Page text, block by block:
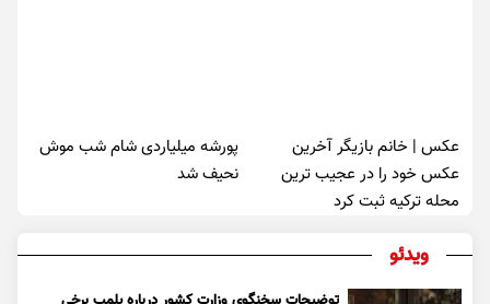
عکس | خانم بازیگر آخرین
عکس خود را در عجیب ترین
محله ترکیه ثبت کرد
پورشه میلیاردی شام شب موش‌
نحیف شد
ویدئو